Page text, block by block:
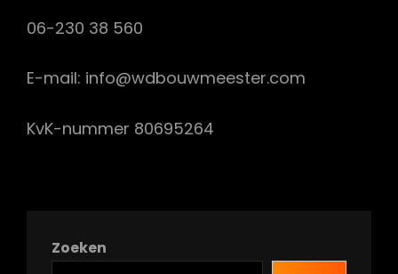
06-230 38 560
E-mail: info@wdbouwmeester.com
KvK-nummer 80695264
Zoeken